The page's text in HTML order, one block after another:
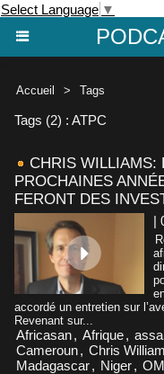
Select Language ▼
Accueil > Tags
Tags (2) : ATPC
CHRIS WILLIAMS:
PROCHAINES
FERONT DES
|
accordé un entretien sur
Revenant sur...
Africasan, Afrique,
Cameroun, Chris
Madagascar, Niger,